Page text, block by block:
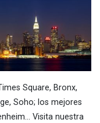
Square, Bronx,
Soho; los mejores
Visita nuestra